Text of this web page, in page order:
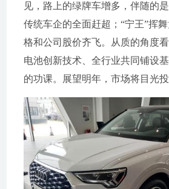
见，路上的绿牌车增多，伴随的
传统车企的全面赶超；“宁王”挥
格和公司股价齐飞。从质的角度看
电池创新技术、全行业共同铺设
的功课。展望明年，市场将目光投